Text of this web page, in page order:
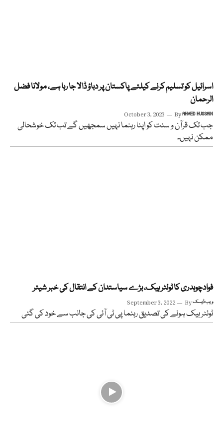
اسرائیل کو تسلیم کرنے کیلئے پاکستان پر دباؤ ڈالا جا رہا ہے، مولانا فضل
الرحمان
October 3, 2023 ByAHMED HUSSAIN
جب تک قرآن و سنت کو اپنا رہنما نہیں سمجھیں گے تب تک خوشحالی
ممکن نہیں۔
فوادچوہدری کا ٹوئٹر ہیک، بڑے سیاستدان کے انتقال کی خبر شیئر
September 3, 2022 Byویب ڈیسک
ٹوئٹر ہیک ہونے کی تصدیق رہنما پی ٹی آئی کی جانب سے خود کی گئی